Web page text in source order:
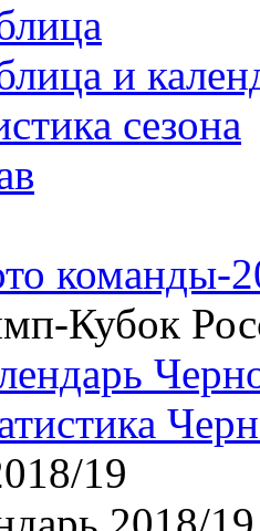
и
сезона
команды-
Кубок
19